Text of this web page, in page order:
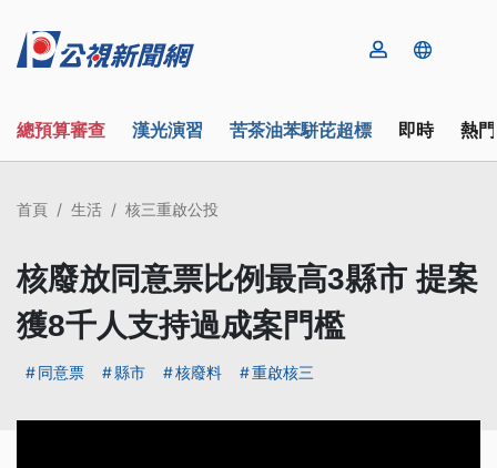
總預算審查 漢光演習 苦茶油苯駢芘超標 即時 熱
首頁 生活 核三重啟公投
核廢放同意票比例最高3縣市 提案
獲8千人支持過成案門檻
同意票 縣市 核廢料 重啟核三